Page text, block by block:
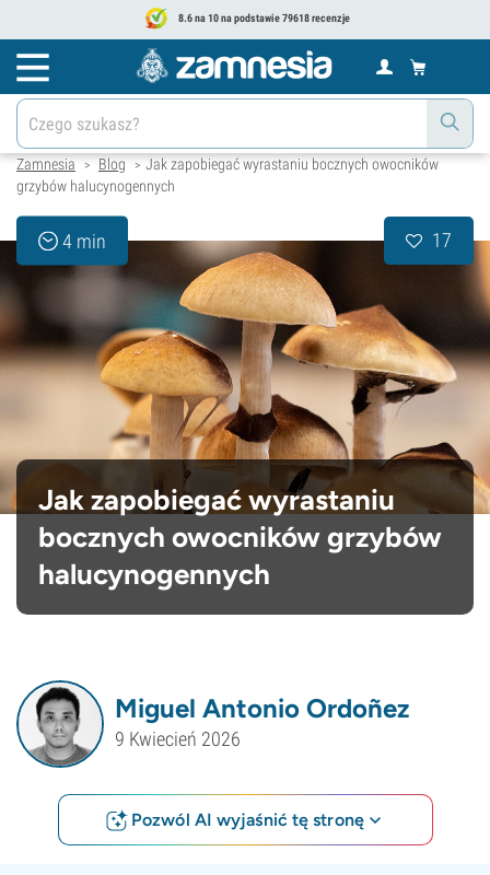
8.6 na 10 na podstawie 79618 recenzje
Zamnesia > Blog > Jak zapobiegać wyrastaniu bocznych owocników
grzybów halucynogennych
4 min 17
Jak zapobiegać wyrastaniu
bocznych owocników grzybów
halucynogennych
Miguel Antonio Ordoñez
9 Kwiecień 2026
Pozwól AI wyjaśnić tę stronę